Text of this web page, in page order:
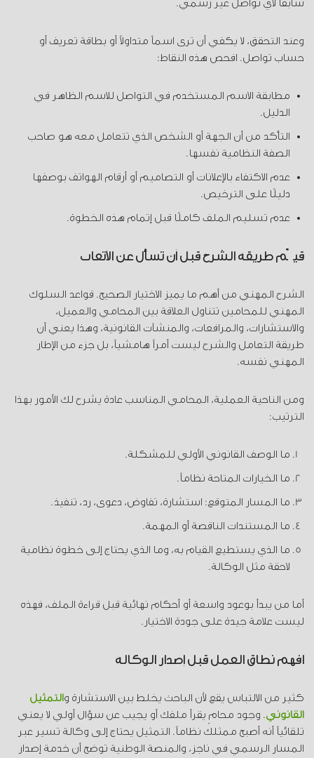
سابقاً لأي تواصل غير رسمي.
وعند التحقق، لا يكفي أن ترى اسماً متداولاً أو بطاقة تعريف أو
حساب تواصل. افحص هذه النقاط:
مطابقة الاسم المستخدم في التواصل للاسم الظاهر في
الدليل.
التأكد من أن الجهة أو الشخص الذي تتعامل معه هو صاحب
الصفة النظامية نفسها.
عدم الاكتفاء بالإعلانات أو التصاميم أو أرقام الهواتف بوصفها
دليلًا على الترخيص.
عدم تسليم الملف كاملًا قبل إتمام هذه الخطوة.
قيّم طريقة الشرح قبل أن تسأل عن الأتعاب
الشرح المهني من أهم ما يميز الاختيار الصحيح. قواعد السلوك
المهني للمحامين تتناول العلاقة بين المحامي والعميل،
والاستشارات، والمرافعات، والمنشآت القانونية، وهذا يعني أن
طريقة التعامل والشرح ليست أمراً هامشياً، بل جزء من الإطار
المهني نفسه.
ومن الناحية العملية، المحامي المناسب عادة يشرح لك الأمور بهذا
الترتيب:
ما الوصف القانوني الأولي للمشكلة.
ما الخيارات المتاحة نظاماً.
ما المسار المتوقع: استشارة، تفاوض، دعوى، رد، تنفيذ.
ما المستندات الناقصة أو المهمة.
ما الذي يستطيع القيام به، وما الذي يحتاج إلى خطوة نظامية
لاحقة مثل الوكالة.
أما من يبدأ بوعود واسعة أو أحكام نهائية قبل قراءة الملف، فهذه
ليست علامة جيدة على جودة الاختيار.
افهم نطاق العمل قبل إصدار الوكالة
كثير من الالتباس يقع لأن الباحث يخلط بين الاستشارة و التمثيل
القانوني. وجود محامٍ يقرأ ملفك أو يجيب عن سؤال أولي لا يعني
تلقائياً أنه أصبح ممثلك نظاماً. التمثيل يحتاج إلى وكالة تسير عبر
المسار الرسمي في ناجز، والمنصة الوطنية توضح أن خدمة إصدار